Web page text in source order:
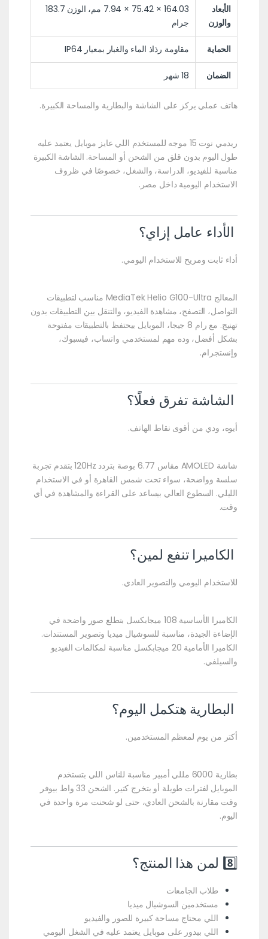
الأبعاد
والوزن
164.03 × 75.42 × 7.94 مم، الوزن 183.7
جرام
الحماية مقاومة رذاذ الماء والغبار بمعيار IP64
الضمان 18 شهر
هاتف عملي يركز على الشاشة والبطارية والمساحة الكبيرة.
ريدمي نوت 15 موجه للمستخدم اللي عايز موبايل يعتمد عليه
طول اليوم بدون قلق من الشحن أو المساحة. الشاشة الكبيرة
مناسبة للفيديو، الدراسة، والشغل، خصوصًا في ظروف
الاستخدام اليومية داخل مصر.
الأداء عامل إزاي؟
أداء ثابت ومريح للاستخدام اليومي.
المعالج MediaTek Helio G100-Ultra مناسب لتطبيقات
التواصل، التصفح، مشاهدة الفيديو، والتنقل بين التطبيقات بدون
تهنيج. مع رام 8 جيجا، الموبايل بيحتفظ بالتطبيقات مفتوحة
بشكل أفضل، وده مهم لمستخدمي واتساب، فيسبوك،
وإنستجرام.
الشاشة تفرق فعلًا؟
أيوه، ودي من أقوى نقاط الهاتف.
شاشة AMOLED مقاس 6.77 بوصة بتردد 120Hz بتقدم تجربة
سلسة وواضحة، سواء تحت شمس القاهرة أو في الاستخدام
الليلي. السطوع العالي بيساعد على القراءة والمشاهدة في أي
وقت.
الكاميرا تنفع لمين؟
للاستخدام اليومي والتصوير العادي.
الكاميرا الأساسية 108 ميجابكسل بتطلع صور واضحة في
الإضاءة الجيدة، مناسبة للسوشيال ميديا وتصوير المستندات.
الكاميرا الأمامية 20 ميجابكسل مناسبة لمكالمات الفيديو
والسيلفي.
البطارية هتكمل اليوم؟
أكتر من يوم لمعظم المستخدمين.
بطارية 6000 مللي أمبير مناسبة للناس اللي بتستخدم
الموبايل لفترات طويلة أو بتخرج كتير. الشحن 33 واط بيوفر
وقت مقارنة بالشحن العادي، حتى لو شحنت مرة واحدة في
اليوم.
8️⃣ لمن هذا المنتج؟
طلاب الجامعات
مستخدمين السوشيال ميديا
اللي محتاج مساحة كبيرة للصور والفيديو
اللي بيدور على موبايل يعتمد عليه في الشغل اليومي